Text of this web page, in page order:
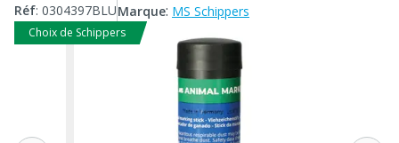
Réf: 0304397BLUMarque: MS Schippers
Choix de Schippers